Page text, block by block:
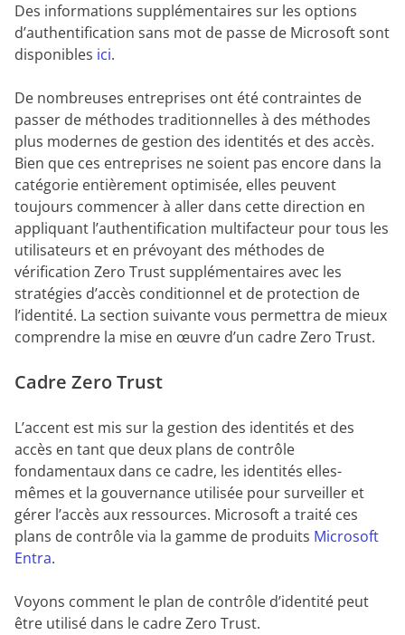
Des informations supplémentaires sur les options
d’authentification sans mot de passe de Microsoft sont
disponibles ici.
De nombreuses entreprises ont été contraintes de
passer de méthodes traditionnelles à des méthodes
plus modernes de gestion des identités et des accès.
Bien que ces entreprises ne soient pas encore dans la
catégorie entièrement optimisée, elles peuvent
toujours commencer à aller dans cette direction en
appliquant l’authentification multifacteur pour tous les
utilisateurs et en prévoyant des méthodes de
vérification Zero Trust supplémentaires avec les
stratégies d’accès conditionnel et de protection de
l’identité. La section suivante vous permettra de mieux
comprendre la mise en œuvre d’un cadre Zero Trust.
Cadre Zero Trust
L’accent est mis sur la gestion des identités et des
accès en tant que deux plans de contrôle
fondamentaux dans ce cadre, les identités elles-
mêmes et la gouvernance utilisée pour surveiller et
gérer l’accès aux ressources. Microsoft a traité ces
plans de contrôle via la gamme de produits Microsoft
Entra.
Voyons comment le plan de contrôle d’identité peut
être utilisé dans le cadre Zero Trust.